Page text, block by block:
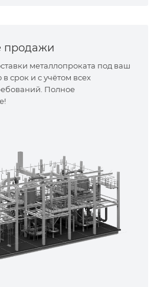
продажи
металлопроката под ваш
срок и с учётом всех
Полное